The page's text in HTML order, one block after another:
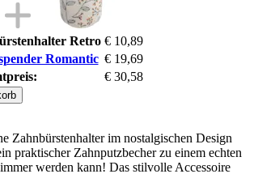
Retro € 10,89
Romantic € 19,69
€ 30,58
Zahnbürstenhalter im nostalgischen Design
praktischer Zahnputzbecher zu einem echten
werden kann! Das stilvolle Accessoire